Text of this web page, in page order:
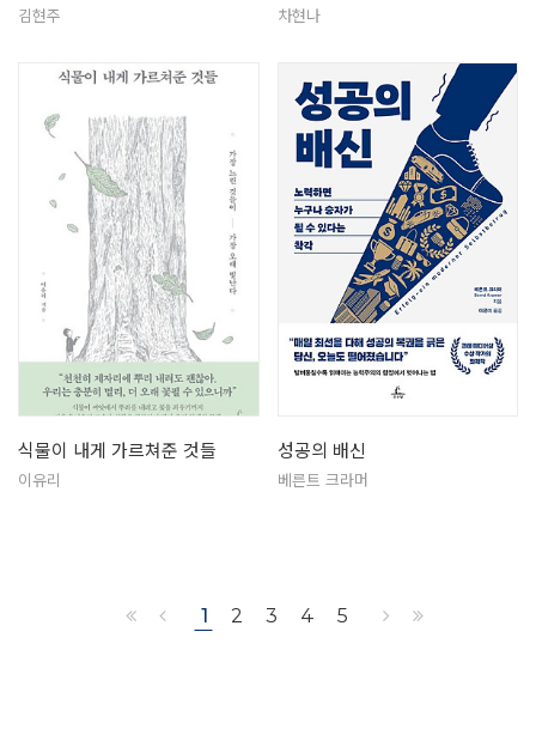
김현주 차현나
식물이 내게 가르쳐준 것들
이유리
성공의 배신
베른트 크라머
1 2 3 4 5